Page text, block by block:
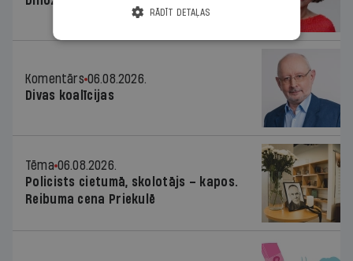
Komentārs 06.08.2026.
Divas koalīcijas
Tēma 06.08.2026.
Policists cietumā, skolotājs – kapos.
Reibuma cena Priekulē
RĀDĪT DETAĻAS